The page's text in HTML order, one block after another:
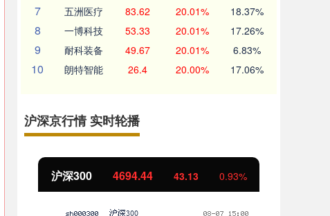
7 五洲医疗 83.62 20.01% 18.37%
8 一博科技 53.33 20.01% 17.26%
9 耐科装备 49.67 20.01% 6.83%
10 朗特智能 26.4 20.00% 17.06%
沪深京行情 实时轮播
沪深300 4694.44 43.13 0.93%